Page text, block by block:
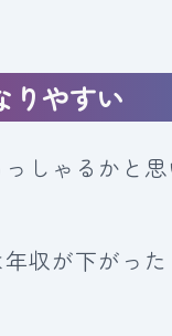
りやすい
しゃるかと
収が下がっ